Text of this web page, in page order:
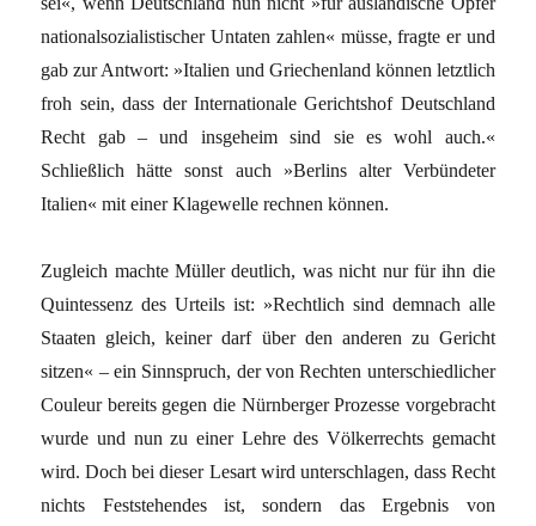
nationalsozialistischer Untaten zahlen« müsse, fragte er und
gab zur Antwort: »Ita­lien und Griechenland können letztlich
froh sein, dass der Internationale Gerichtshof Deutschland
Recht gab – und insgeheim sind sie es wohl auch.«
Schließlich hätte sonst auch »Berlins alter Verbündeter
Italien« mit einer Klagewelle rechnen können.
Zugleich machte Müller deutlich, was nicht nur für ihn die
Quintessenz des Urteils ist: »Rechtlich sind demnach alle
Staaten gleich, keiner darf über den anderen zu Gericht
sitzen« – ein Sinnspruch, der von Rechten unterschiedlicher
Couleur bereits gegen die Nürnberger Prozesse vorgebracht
wurde und nun zu einer Lehre des Völkerrechts gemacht
wird. Doch bei dieser Lesart wird unterschlagen, dass Recht
nichts Feststehendes ist, sondern das Ergebnis von